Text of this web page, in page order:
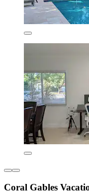
Coral Gables